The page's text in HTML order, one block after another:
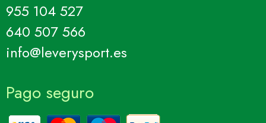
955 104 527
640 507 566
info@leverysport.es
Pago seguro